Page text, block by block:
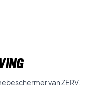
van ZERV.